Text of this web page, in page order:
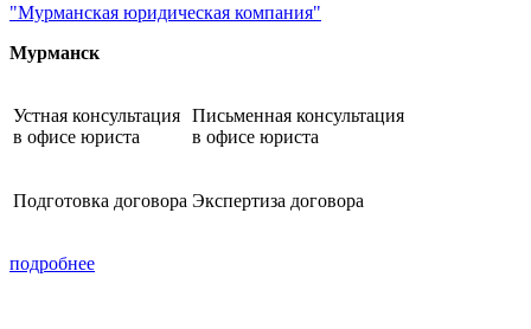
"Мурманская юридическая компания"
Мурманск
Устная консультация
в офисе юриста
Письменная консультация
в офисе юриста
Подготовка договора Экспертиза договора
подробнее